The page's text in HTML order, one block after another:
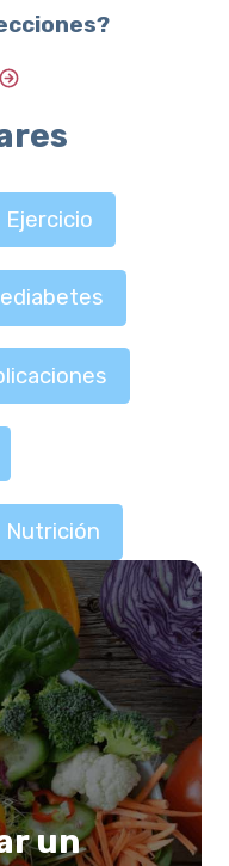
Ejercicio
Nutrición
un